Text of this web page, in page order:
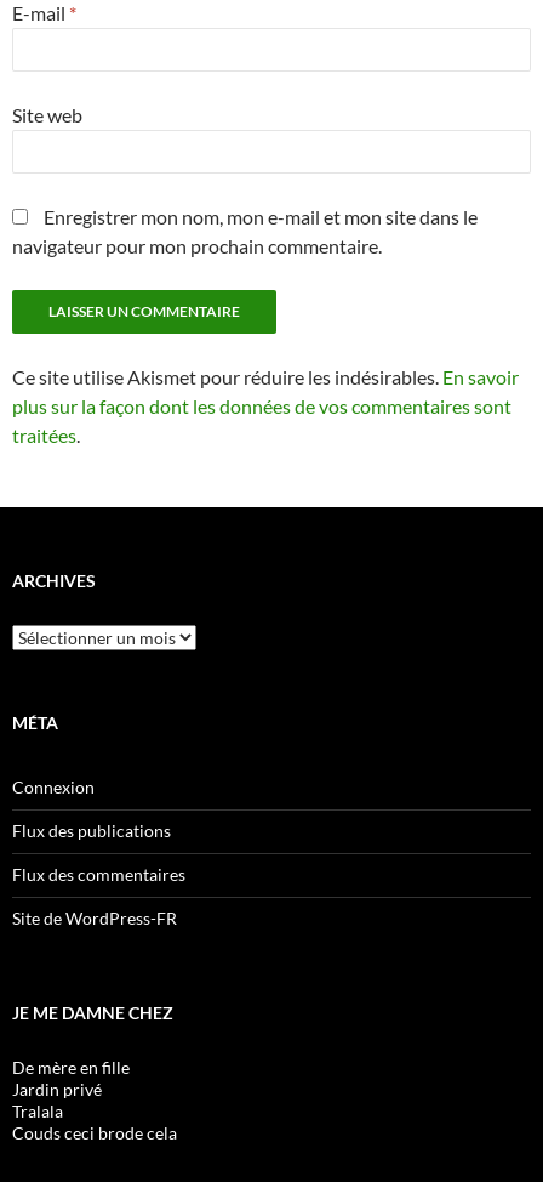
E-mail *
Site web
Enregistrer mon nom, mon e-mail et mon site dans le
navigateur pour mon prochain commentaire.
Ce site utilise Akismet pour réduire les indésirables. En savoir
plus sur la façon dont les données de vos commentaires sont
traitées.
ARCHIVES
Archives
MÉTA
Connexion
Flux des publications
Flux des commentaires
Site de WordPress-FR
JE ME DAMNE CHEZ
De mère en fille
Jardin privé
Tralala
Couds ceci brode cela